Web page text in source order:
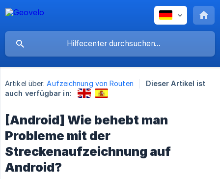
Artikel über: Aufzeichnung von Routen
Dieser Artikel ist
auch verfügbar in:
[Android] Wie behebt man
Probleme mit der
Streckenaufzeichnung auf
Android?